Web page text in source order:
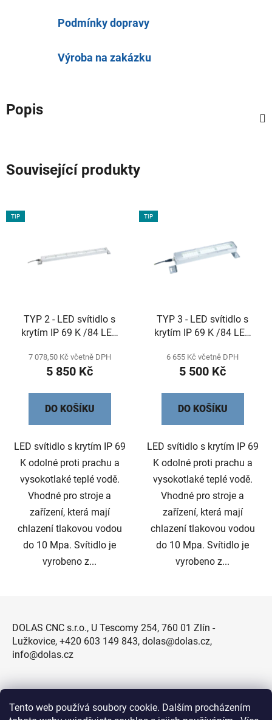
Tento web používá soubory cookie. Dalším procházením
Podmínky dopravy
Výroba na zakázku
Popis
Související produkty
TIP
TYP 2 - LED svítidlo s
krytím IP 69 K /84 LED
7 078,50 Kč včetně DPH
5 850 Kč
DO KOŠÍKU
LED svítidlo s krytím IP 69
K odolné proti prachu a
vysokotlaké teplé vodě.
Vhodné pro stroje a
zařízení, která mají
chlazení tlakovou vodou
do 10 Mpa. Svítidlo je
vyrobeno z...
TIP
TYP 3 - LED svítidlo s
krytím IP 69 K /84 LED
6 655 Kč včetně DPH
5 500 Kč
DO KOŠÍKU
LED svítidlo s krytím IP 69
K odolné proti prachu a
vysokotlaké teplé vodě.
Vhodné pro stroje a
zařízení, která mají
chlazení tlakovou vodou
do 10 Mpa. Svítidlo je
vyrobeno z...
DOLAS CNC s.r.o., U Tescomy 254, 760 01 Zlín -
Lužkovice, +420 603 149 843, dolas@dolas.cz,
info@dolas.cz